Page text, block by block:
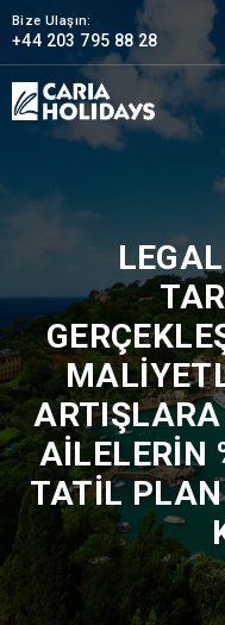
Bize Ulaşın:
+44 203 795 88 28
AILELERIN
TATIL